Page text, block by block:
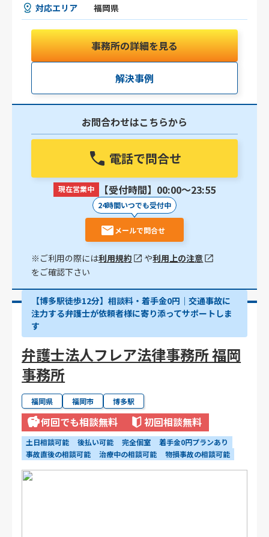
対応エリア 福岡県
事務所の詳細を見る
解決事例
お問合わせはこちらから
電話で問合せ
現在営業中 【受付時間】00:00〜23:55
24時間いつでも受付中
メールで問合せ
※ご利用の際には利用規約 や利用上の注意
をご確認下さい
【博多駅徒歩12分】相談料・着手金0円｜交通事故に
注力する弁護士が依頼者様に寄り添ってサポートしま
す
弁護士法人フレア法律事務所 福岡
事務所
福岡県 福岡市 博多駅
何回でも相談無料 初回相談無料
土日相談可能 後払い可能 完全個室
着手金0円プランあり
事故直後の相談可能
治療中の相談可能 物損事故の相談可能